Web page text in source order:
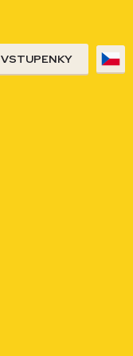
VSTUPENKY